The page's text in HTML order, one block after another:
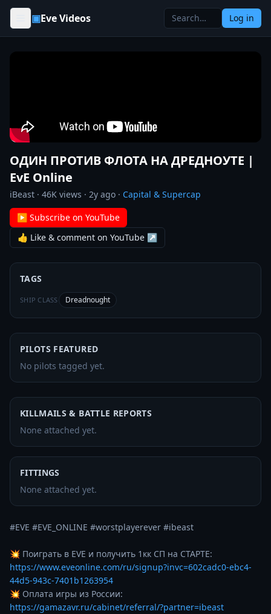
Skip to content
▣Eve Videos Log in
ОДИН ПРОТИВ ФЛОТА НА ДРЕДНОУТЕ |
EvE Online
iBeast · 46K views · 2y ago · Capital & Supercap
▶ Subscribe on YouTube
👍 Like & comment on YouTube ↗
TAGS
SHIP CLASS Dreadnought
PILOTS FEATURED
No pilots tagged yet.
KILLMAILS & BATTLE REPORTS
None attached yet.
FITTINGS
None attached yet.
#EVE #EVE_ONLINE #worstplayerever #ibeast
https://www.eveonline.com/ru/signup?invc=602cadc0-ebc4-
44d5-943c-7401b1263954
https://gamazavr.ru/cabinet/referral/?partner=ibeast